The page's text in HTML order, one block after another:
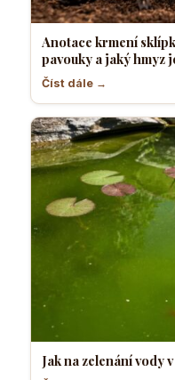
Anotace krmení
pavouky a jaký hmyz
Číst dále →
Jak na zelenání vody